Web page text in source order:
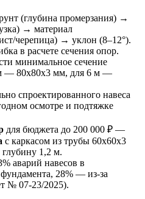
(глубина промерзания) →
→ материал
черепица) → уклон (8–12°).
в расчете сечения опор.
минимальное сечение
— 80x80x3 мм, для 6 м —
спроектированного навеса
осмотре и подтяжке
для бюджета до 200 000 ₽ —
с каркасом из трубы 60x60x3
1,2 м.
аварий навесов в
28% — из-за
№ 07-23/2025).